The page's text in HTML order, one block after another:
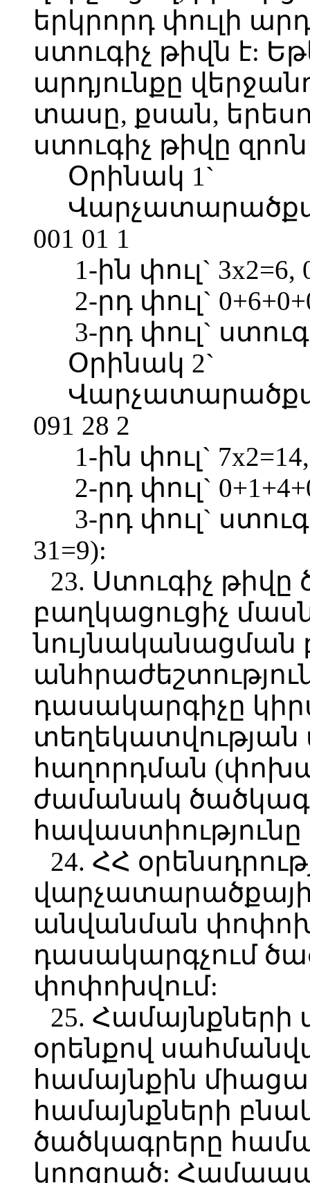
երկրորդ փուլի
ստուգիչ թիվն է:
արդյունքը
տասը, քսան,
ստուգիչ թիվը զրոն
Օրինակ 1`
001 01 1
1-ին փուլ` 3x2=6,
2-րդ փուլ`
3-րդ փուլ`
Օրինակ 2`
091 28 2
1-ին փուլ`
2-րդ փուլ`
3-րդ փուլ`
31=9):
23. Ստուգիչ
բաղկացուցիչ
նույնականացման
դասակարգիչը
տեղեկատվության
հաղորդման
ժամանակ
24. ՀՀ
անվանման
դասակարգչում
փոփոխվում:
25.
օրենքով
համայնքին
համայնքների
ծածկագրերը
կորցրած: